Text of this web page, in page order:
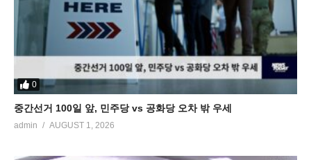
0
중간선거 100일 앞, 민주당 vs 공화당 오차 밖 우세
admin AUGUST 1, 2026